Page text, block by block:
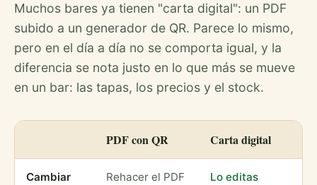
Muchos bares ya tienen "carta digital": un PDF
subido a un generador de QR. Parece lo mismo,
pero en el día a día no se comporta igual, y la
diferencia se nota justo en lo que más se mueve
en un bar: las tapas, los precios y el stock.
PDF con QR Carta digital
Cambiar
Rehacer el PDF
Lo editas